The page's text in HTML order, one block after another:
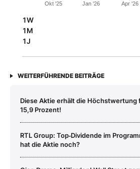
Okt '25 Jan '26 Apr '26
1W
1M
1J
WEITERFÜHRENDE BEITRÄGE
Diese Aktie erhält die Höchstwertung
15,9 Prozent!
RTL Group: Top‑Dividende im
hat die Aktie noch?